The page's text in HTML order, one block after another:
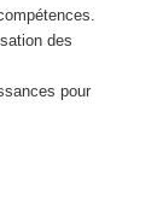
des
pour